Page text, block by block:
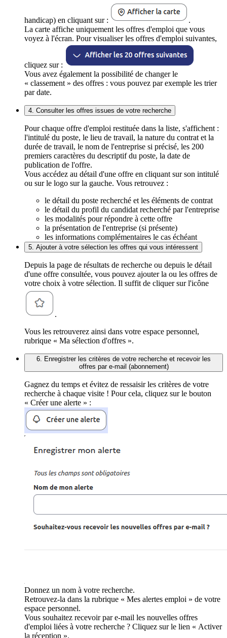
handicap) en cliquant sur :
.
La carte affiche uniquement les offres d'emploi que vous
voyez à l'écran. Pour visualiser les offres d'emploi suivantes,
cliquez sur :
Vous avez également la possibilité de changer le
« classement » des offres : vous pouvez par exemple les trier
par date.
4. Consulter les offres issues de votre recherche
Pour chaque offre d'emploi restituée dans la liste, s'affichent :
l'intitulé du poste, le lieu de travail, la nature du contrat et la
durée de travail, le nom de l'entreprise si précisé, les 200
premiers caractères du descriptif du poste, la date de
publication de l'offre.
Vous accédez au détail d'une offre en cliquant sur son intitulé
ou sur le logo sur la gauche. Vous retrouvez :
le détail du poste recherché et les éléments de contrat
le détail du profil du candidat recherché par l'entreprise
les modalités pour répondre à cette offre
la présentation de l'entreprise (si présente)
les informations complémentaires le cas échéant
5. Ajouter à votre sélection les offres qui vous intéressent
Depuis la page de résultats de recherche ou depuis le détail
d'une offre consultée, vous pouvez ajouter la ou les offres de
votre choix à votre sélection. Il suffit de cliquer sur l'icône
.
Vous les retrouverez ainsi dans votre espace personnel,
rubrique « Ma sélection d'offres ».
6. Enregistrer les critères de votre recherche et recevoir les
offres par e-mail (abonnement)
Gagnez du temps et évitez de ressaisir les critères de votre
recherche à chaque visite ! Pour cela, cliquez sur le bouton
« Créer une alerte » :
Donnez un nom à votre recherche.
Retrouvez-la dans la rubrique « Mes alertes emploi » de votre
espace personnel.
Vous souhaitez recevoir par e-mail les nouvelles offres
d'emploi liées à votre recherche ? Cliquez sur le lien « Activer
la réception ».